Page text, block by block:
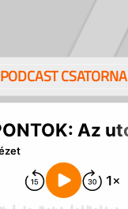
PODCAST CSATORNA